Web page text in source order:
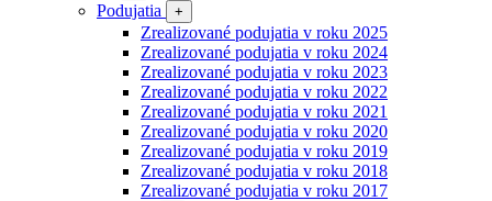
Podujatia +
Zrealizované podujatia v roku 2025
Zrealizované podujatia v roku 2024
Zrealizované podujatia v roku 2023
Zrealizované podujatia v roku 2022
Zrealizované podujatia v roku 2021
Zrealizované podujatia v roku 2020
Zrealizované podujatia v roku 2019
Zrealizované podujatia v roku 2018
Zrealizované podujatia v roku 2017